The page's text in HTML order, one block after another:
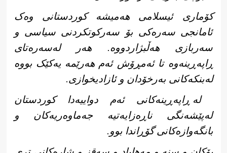
کۆماری ئیسلامی هەمیشە کوردستانی وەک
ئامانجی سەرەکی بۆ سەرکوتکردنی سیاسی و
سەربازی هەڵبژاردووە. هەر لەسەرەتای
ڕاپەڕینەوە تا ئەمڕۆش ئەم هەرێمە یەکێک بووە
لەبنکەکانی بەرخۆدان و ئازادیخوازی.
لە ڕاپەڕینەکانی ئەم دواییەدا کوردستان
لەپێشەنگی ناڕەزایەتیە جەماوەریەکان و
بانگەوازەکانی گۆڕاندا بوو.